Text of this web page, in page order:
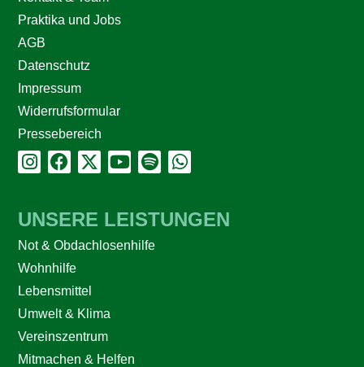
Praktika und Jobs
AGB
Datenschutz
Impressum
Widerrufsformular
Pressebereich
UNSERE LEISTUNGEN
Not & Obdachlosenhilfe
Wohnhilfe
Lebensmittel
Umwelt & Klima
Vereinszentrum
Mitmachen & Helfen